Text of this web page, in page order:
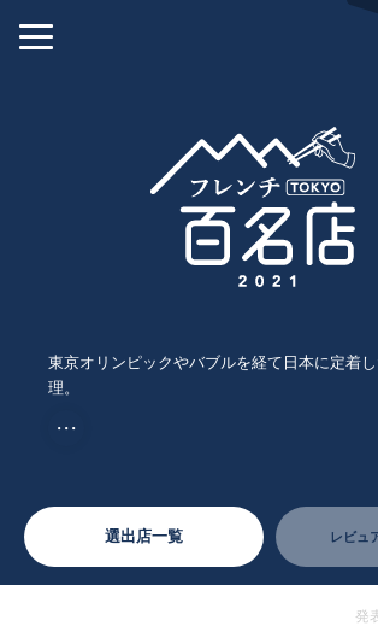
東京オリンピックやバブルを経て日本に定着
理。
・・・
選出店一覧 レビュ
発